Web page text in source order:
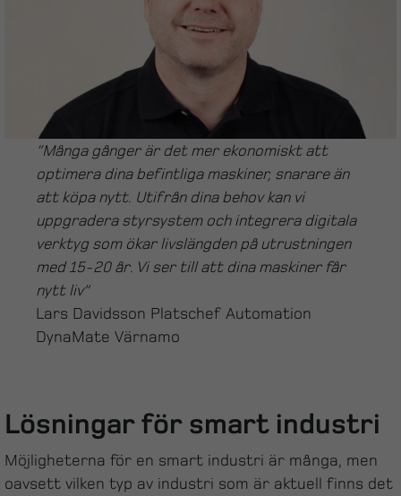
“Många gånger är det mer ekonomiskt att
optimera dina befintliga maskiner, snarare än
att köpa nytt. Utifrån dina behov kan vi
uppgradera styrsystem och integrera digitala
verktyg som ökar livslängden på utrustningen
med 15-20 år. Vi ser till att dina maskiner får
nytt liv”
Lars Davidsson Platschef Automation
DynaMate Värnamo
Lösningar för smart industri
Möjligheterna för en smart industri är många, men
oavsett vilken typ av industri som är aktuell finns det